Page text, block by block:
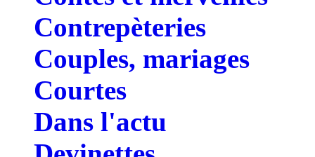
Contrepèteries
Couples, mariages
Courtes
Dans l'actu